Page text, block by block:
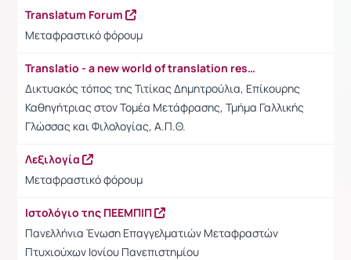
Translatum Forum
Μεταφραστικό φόρουμ
Translatio - a new world of translation resources
Δικτυακός τόπος της Τιτίκας Δημητρούλια, Επίκουρης
Καθηγήτριας στον Τομέα Μετάφρασης, Τμήμα Γαλλικής
Γλώσσας και Φιλολογίας, Α.Π.Θ.
Λεξιλογία
Μεταφραστικό φόρουμ
Ιστολόγιο της ΠΕΕΜΠΙΠ
Πανελλήνια Ένωση Επαγγελματιών Μεταφραστών
Πτυχιούχων Ιονίου Πανεπιστημίου